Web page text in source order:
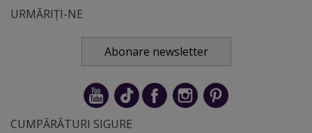
URMĂRIȚI-NE
Abonare newsletter
CUMPĂRĂTURI SIGURE